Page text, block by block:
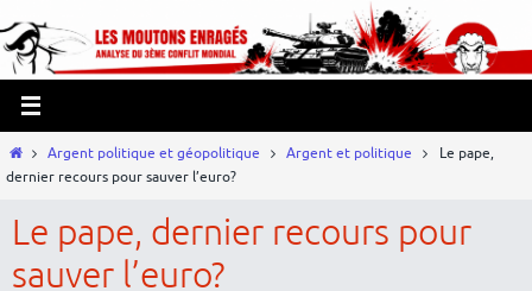
vers
le
contenu
HomeArgent politique et géopolitique Argent et politique
Le pape,
dernier recours pour sauver l’euro?
Le pape, dernier recours pour
sauver l’euro?